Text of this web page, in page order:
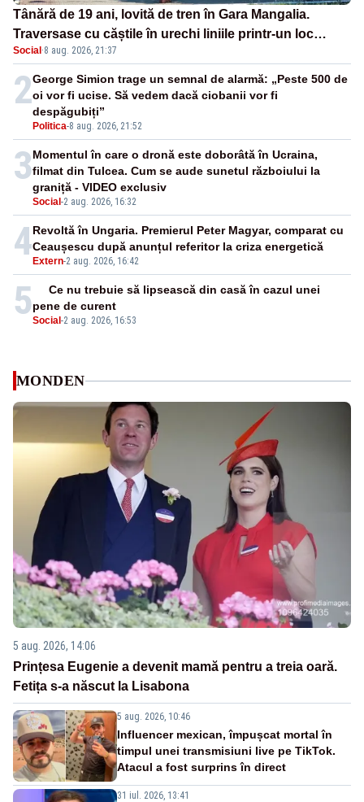
Tânără de 19 ani, lovită de tren în Gara Mangalia.
Traversase cu căștile în urechi liniile printr-un loc
nepermis
Social ·8 aug. 2026, 21:37
2
Politica-8 aug. 2026, 21:52
George Simion trage un semnal de alarmă: „Peste 500 de
oi vor fi ucise. Să vedem dacă ciobanii vor fi
despăgubiți”
3
Social -2 aug. 2026, 16:32
Momentul în care o dronă este doborâtă în Ucraina,
filmat din Tulcea. Cum se aude sunetul războiului la
graniță - VIDEO exclusiv
4 Extern-2 aug. 2026, 16:42
Revoltă în Ungaria. Premierul Peter Magyar, comparat cu
Ceaușescu după anunțul referitor la criza energetică
5Social -2 aug. 2026, 16:53
Ce nu trebuie să lipsească din casă în cazul unei
pene de curent
MONDEN
5 aug. 2026, 14:06
Prințesa Eugenie a devenit mamă pentru a treia oară.
Fetița s-a născut la Lisabona
5 aug. 2026, 10:46
Influencer mexican, împușcat mortal în
timpul unei transmisiuni live pe TikTok.
Atacul a fost surprins în direct
31 iul. 2026, 13:41